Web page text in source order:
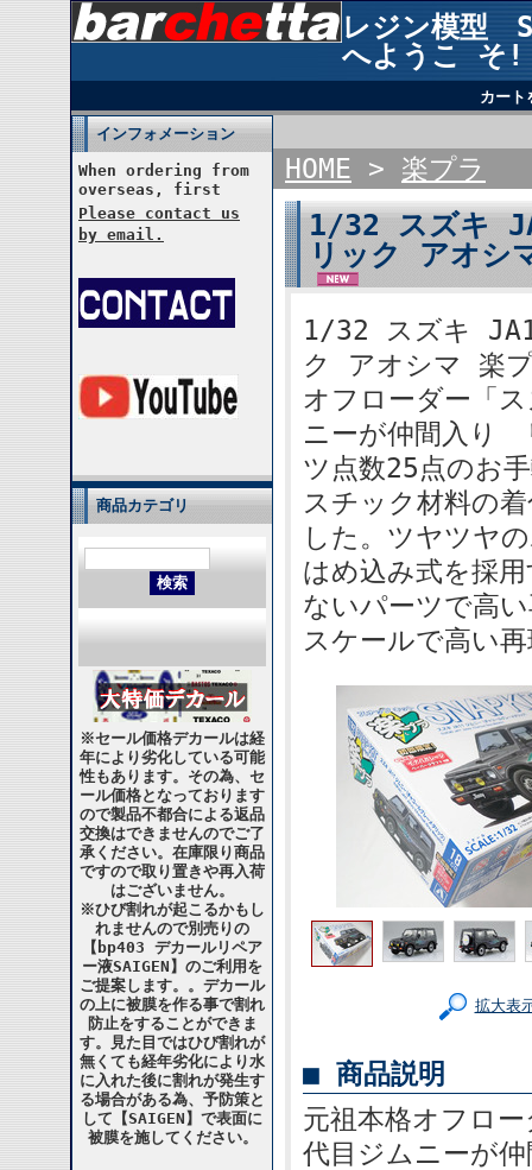
レジン模型
へようこ そ!
カート
インフォメーション
When ordering from
overseas, first
Please contact us
by email.
商品カテゴリ
※セール価格デカールは経
年により劣化している可能
性もあります。その為、セ
ール価格となっております
ので製品不都合による返品
交換はできませんのでご了
承ください。在庫限り商品
ですので取り置きや再入荷
はございません。
※ひび割れが起こるかもし
れませんので別売りの
【bp403 デカールリペア
ー液SAIGEN】のご利用を
ご提案します。。デカール
の上に被膜を作る事で割れ
防止をすることができま
す。見た目ではひび割れが
無くても経年劣化により水
に入れた後に割れが発生す
る場合がある為、予防策と
して【SAIGEN】で表面に
被膜を施してください。
HOME > 楽プラ
1/32 スズキ
リック アオシ
1/32 スズキ
ク アオシマ 楽
オフローダー「
ニーが仲間入り
ツ点数25点のお
スチック材料の
した。ツヤツヤ
はめ込み式を採
ないパーツで高
スケールで高い
拡大表
■ 商品説明
元祖本格オフロ
代目ジムニーが